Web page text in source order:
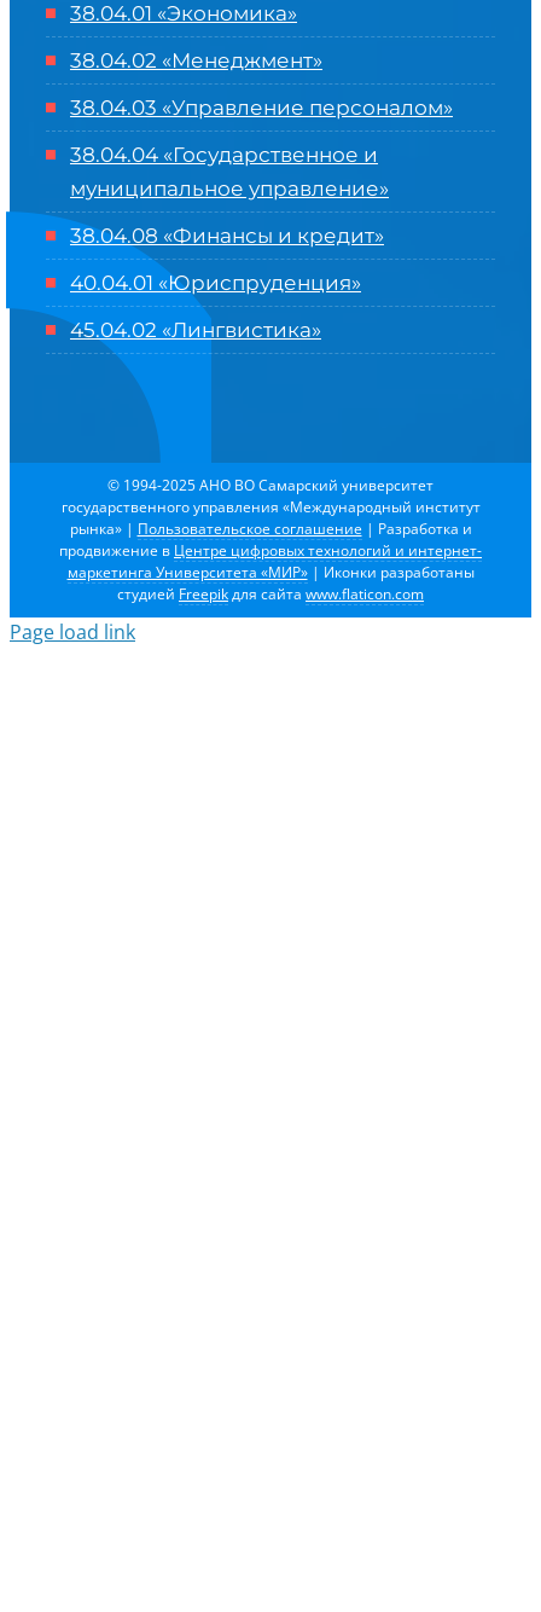
38.04.01 «Экономика»
38.04.02 «Менеджмент»
38.04.03 «Управление персоналом»
38.04.04 «Государственное и
муниципальное управление»
38.04.08 «Финансы и кредит»
40.04.01 «Юриспруденция»
45.04.02 «Лингвистика»
© 1994-2025 АНО ВО Самарский университет
государственного управления «Международный институт
рынка» | Пользовательское соглашение | Разработка и
продвижение в Центре цифровых технологий и интернет-
маркетинга Университета «МИР»| Иконки разработаны
студией Freepikдля сайта www.flaticon.com
Page load link